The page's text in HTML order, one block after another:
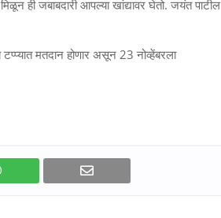
ही जबाबदारी आपल्या खांद्यावर घेतो. जयंत पाटील
मतदान होणार असून 23 नोव्हेंबरला